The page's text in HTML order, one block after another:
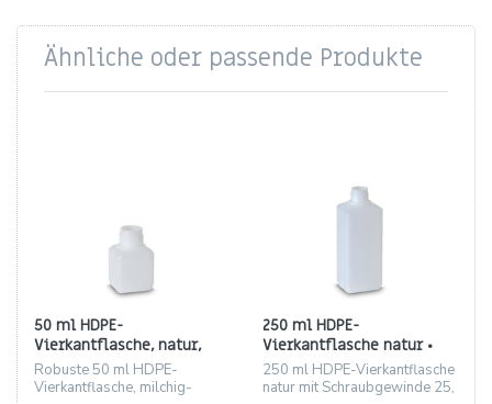
Ähnliche oder passende Produkte
50 ml HDPE-
Vierkantflasche, natur,
Gewinde 25 (rechteckig)
Robuste 50 ml HDPE-
Vierkantflasche, milchig-
250 ml HDPE-
Vierkantflasche natur •
Schraubgewinde 25 • Höhe
139,8 mm
250 ml HDPE-Vierkantflasche
natur mit Schraubgewinde 25,